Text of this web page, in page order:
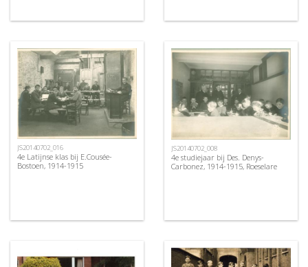
JS20140702_016
4e Latijnse klas bij E.Cousée-
Bostoen, 1914-1915
JS20140702_008
4e studiejaar bij Des. Denys-
Carbonez, 1914-1915, Roeselare